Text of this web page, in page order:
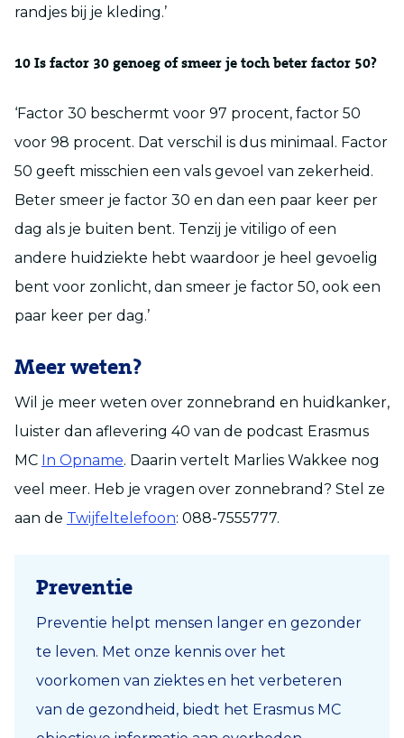
randjes bij je kleding.’
10 Is factor 30 genoeg of smeer je toch beter factor 50?
‘Factor 30 beschermt voor 97 procent, factor 50
voor 98 procent. Dat verschil is dus minimaal. Factor
50 geeft misschien een vals gevoel van zekerheid.
Beter smeer je factor 30 en dan een paar keer per
dag als je buiten bent. Tenzij je vitiligo of een
andere huidziekte hebt waardoor je heel gevoelig
bent voor zonlicht, dan smeer je factor 50, ook een
paar keer per dag.’
Meer weten?
Wil je meer weten over zonnebrand en huidkanker,
luister dan aflevering 40 van de podcast Erasmus
MC In Opname. Daarin vertelt Marlies Wakkee nog
veel meer. Heb je vragen over zonnebrand? Stel ze
aan de Twijfeltelefoon: 088-7555777.
Preventie
Preventie helpt mensen langer en gezonder
te leven. Met onze kennis over het
voorkomen van ziektes en het verbeteren
van de gezondheid, biedt het Erasmus MC